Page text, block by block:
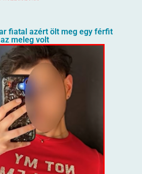
fiatal azért ölt meg egy férfit
meleg volt